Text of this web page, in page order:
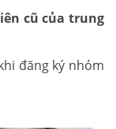
cũ của trung
đăng ký nhóm